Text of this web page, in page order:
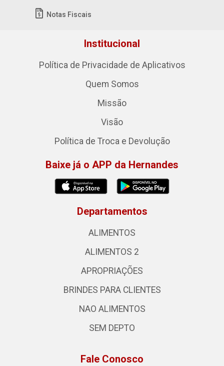
Notas Fiscais
Institucional
Política de Privacidade de Aplicativos
Quem Somos
Missão
Visão
Política de Troca e Devolução
Baixe já o APP da Hernandes
Departamentos
ALIMENTOS
ALIMENTOS 2
APROPRIAÇÕES
BRINDES PARA CLIENTES
NAO ALIMENTOS
SEM DEPTO
Fale Conosco